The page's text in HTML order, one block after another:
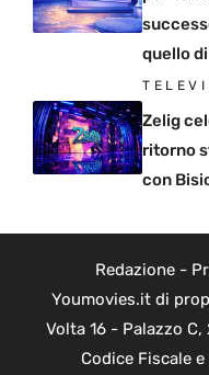
quello
Zelig
ritorno
con
Redazione-
Youmovies.it di
Volta 16 - Palazzo
Codice Fiscale